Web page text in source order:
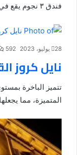
فندق ٣ نجوم يقع في خليج نعمه شرم الشيخ عدد الغرف ١٠٧
28 يوليو، 2023 592
نايل كروز
تتميز الباخرة
المتميزة، مما